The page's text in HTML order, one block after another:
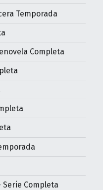
Temporada
Completa
Completa